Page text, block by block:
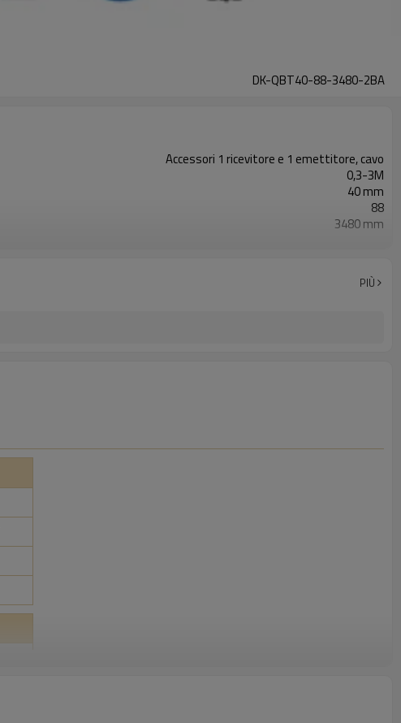
DK-QBT40-88-3480-2BA
Accessori 1 ricevitore e 1 emettitore, cavo
0,3-3M
40 mm
88
3480 mm
TÜV CE, Cina GB, certificato ISO UL-FCC, TIPO 4
PIÙ